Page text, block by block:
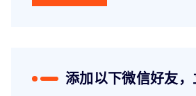
添加以下微信好友